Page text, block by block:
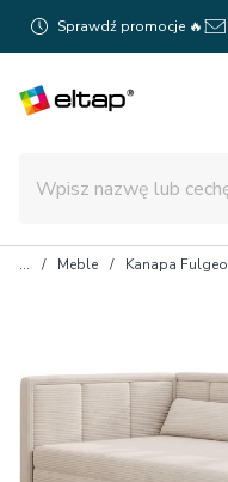
Sprawdź promocje 🔥
Meble Kanapa Fulgeo